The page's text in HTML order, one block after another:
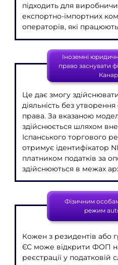
підходить для
експортно-імпортних
операторів, які
Іноземні
право заснувати
Це дає змогу
діяльність без
права. За вказаною
здійснюється шляхом
Іспанського торгового
отримує ідентифікатор
платником податків за
здійснюються в межах
Фізичним
режим
Кожен з резидентів або
ЄС може відкрити ФОП
реєстрації у податковій